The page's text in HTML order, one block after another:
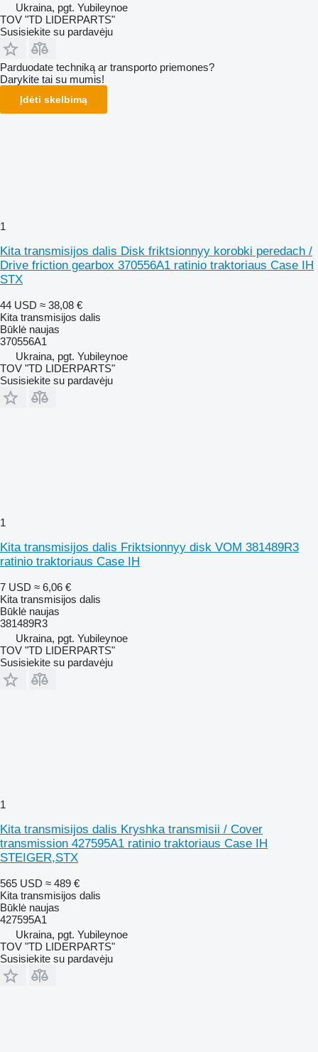
Ukraina, pgt. Yubileynoe
TOV "TD LIDERPARTS"
Susisiekite su pardavėju
Parduodate techniką ar transporto priemones?
Darykite tai su mumis!
Įdėti skelbimą
1
Kita transmisijos dalis Disk friktsionnyy korobki peredach /
Drive friction gearbox 370556A1 ratinio traktoriaus Case IH
STX
44 USD ≈ 38,08 €
Kita transmisijos dalis
Būklė naujas
370556A1
Ukraina, pgt. Yubileynoe
TOV "TD LIDERPARTS"
Susisiekite su pardavėju
1
Kita transmisijos dalis Friktsionnyy disk VOM 381489R3
ratinio traktoriaus Case IH
7 USD ≈ 6,06 €
Kita transmisijos dalis
Būklė naujas
381489R3
Ukraina, pgt. Yubileynoe
TOV "TD LIDERPARTS"
Susisiekite su pardavėju
1
Kita transmisijos dalis Kryshka transmisii / Cover
transmission 427595A1 ratinio traktoriaus Case IH
STEIGER,STX
565 USD ≈ 489 €
Kita transmisijos dalis
Būklė naujas
427595A1
Ukraina, pgt. Yubileynoe
TOV "TD LIDERPARTS"
Susisiekite su pardavėju